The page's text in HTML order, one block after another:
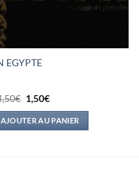
EGYPTE
€ Le
prix
initial
était :
14,50€.
1,50€Le
actuel
est :
1,50€.
AJOUTER AU PANIER